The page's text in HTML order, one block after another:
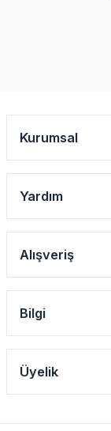
Kurumsal
Yardım
Alışveriş
Bilgi
Üyelik